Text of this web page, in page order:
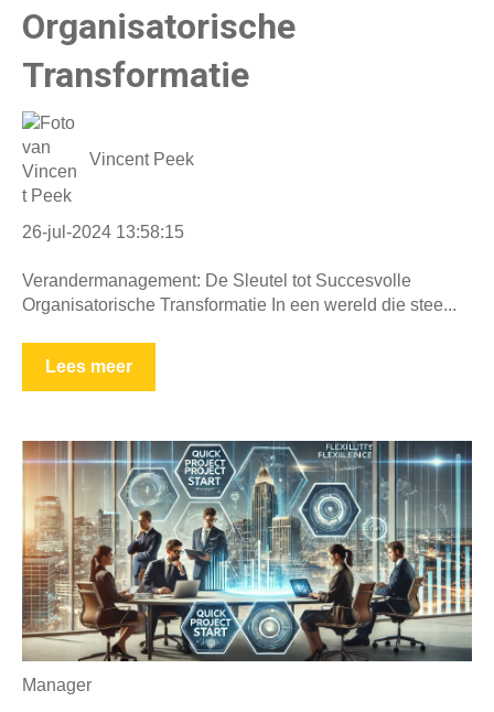
Organisatorische
Transformatie
Vincent Peek
26-jul-2024 13:58:15
Verandermanagement: De Sleutel tot Succesvolle
Organisatorische Transformatie In een wereld die stee...
Lees meer
Manager